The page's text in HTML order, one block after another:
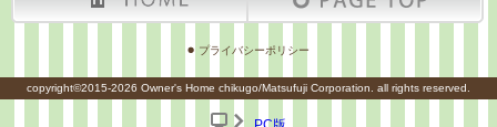
プライバシーポリシー
copyright©2015-2026 Owner's Home chikugo/Matsufuji Corporation. all rights reserved.